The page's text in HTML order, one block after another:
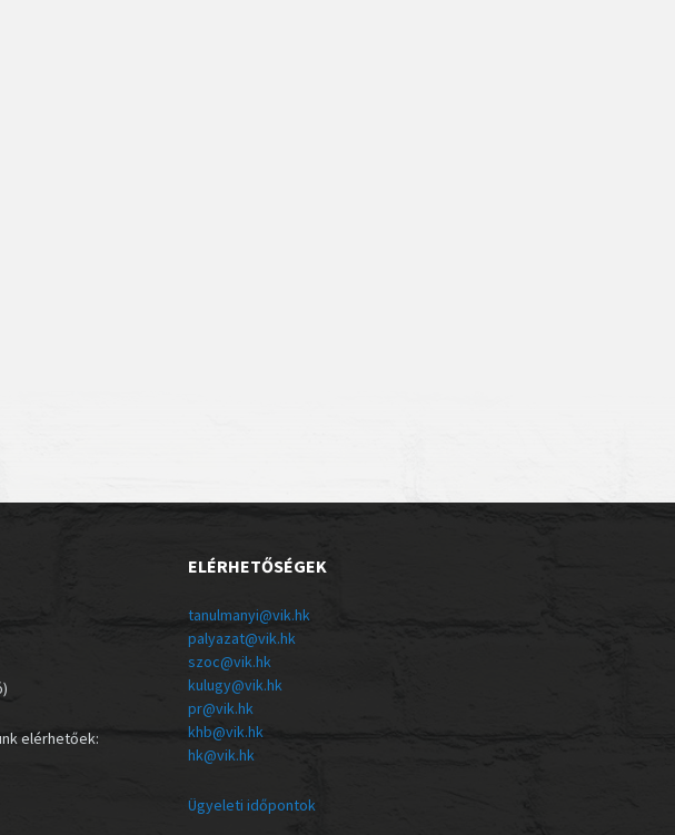
elérhetőek:
ELÉRHETŐSÉGEK
tanulmanyi@vik.hk
palyazat@vik.hk
szoc@vik.hk
kulugy@vik.hk
pr@vik.hk
khb@vik.hk
hk@vik.hk
Ügyeleti időpontok